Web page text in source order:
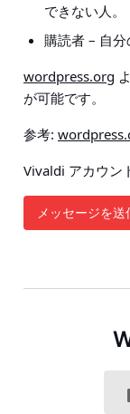
できない人。
購読者– 自分
wordpress.org
が可能です。
参考:
Vivaldi アカウン
メッセージを送